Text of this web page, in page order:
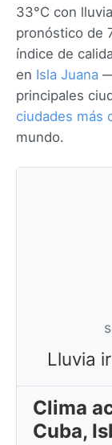
33°C con
pronóstico de
índice de
en Isla Juana
principales
ciudades más
mundo.
Lluvia
Clima
Cuba,